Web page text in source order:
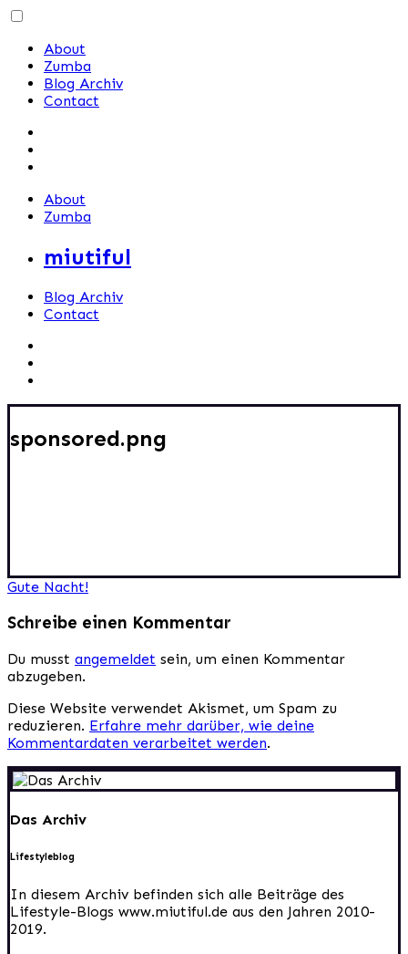
Skip
contentAbout
Zumba
Blog Archiv
Contact
About
Zumba
miutiful
Blog Archiv
Contact
sponsored.png
Beitragsnavigation
Gute Nacht!
Schreibe einen Kommentar
Du musst angemeldet sein, um einen Kommentar
abzugeben.
Diese Website verwendet Akismet, um Spam zu
reduzieren. Erfahre mehr darüber, wie deine
Kommentardaten verarbeitet werden.
Das Archiv
Lifestyleblog
In diesem Archiv befinden sich alle Beiträge des
Lifestyle-Blogs www.miutiful.de aus den Jahren 2010-
2019.